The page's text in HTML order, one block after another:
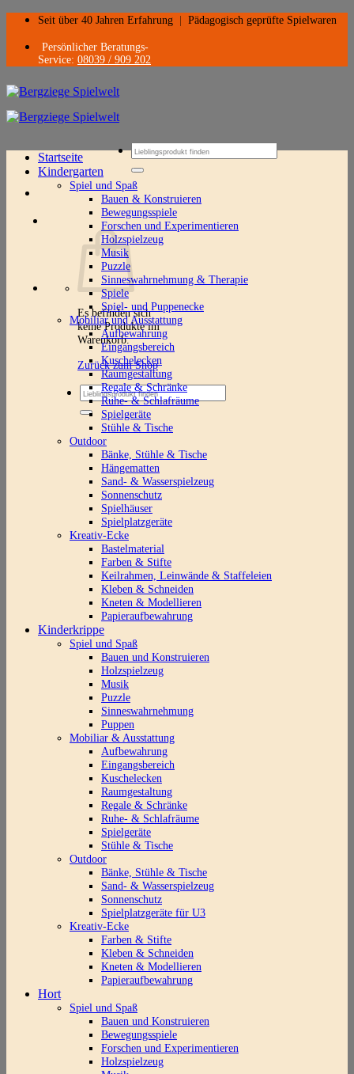
Zum
springen
Seit über 40 Jahren Erfahrung Pädagogisch geprüfte Spielwaren
Persönlicher Beratungs-
Service: 08039 / 909 202
Suchen
nach:
Es befinden sich
keine Produkte im
Warenkorb.
Zurück zum Shop
Suchen
nach:
Startseite
Kindergarten
Spiel und Spaß
Bauen & Konstruieren
Bewegungsspiele
Forschen und Experimentieren
Holzspielzeug
Musik
Puzzle
Sinneswahrnehmung & Therapie
Spiele
Spiel- und Puppenecke
Mobiliar und Ausstattung
Aufbewahrung
Eingangsbereich
Kuschelecken
Raumgestaltung
Regale & Schränke
Ruhe- & Schlafräume
Spielgeräte
Stühle & Tische
Outdoor
Bänke, Stühle & Tische
Hängematten
Sand- & Wasserspielzeug
Sonnenschutz
Spielhäuser
Spielplatzgeräte
Kreativ-Ecke
Bastelmaterial
Farben & Stifte
Keilrahmen, Leinwände & Staffeleien
Kleben & Schneiden
Kneten & Modellieren
Papieraufbewahrung
Kinderkrippe
Spiel und Spaß
Bauen und Konstruieren
Holzspielzeug
Musik
Puzzle
Sinneswahrnehmung
Puppen
Mobiliar & Ausstattung
Aufbewahrung
Eingangsbereich
Kuschelecken
Raumgestaltung
Regale & Schränke
Ruhe- & Schlafräume
Spielgeräte
Stühle & Tische
Outdoor
Bänke, Stühle & Tische
Sand- & Wasserspielzeug
Sonnenschutz
Spielplatzgeräte für U3
Kreativ-Ecke
Farben & Stifte
Kleben & Schneiden
Kneten & Modellieren
Papieraufbewahrung
Hort
Spiel und Spaß
Bauen und Konstruieren
Bewegungsspiele
Forschen und Experimentieren
Holzspielzeug